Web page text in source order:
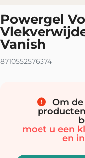
Powergel
Vanish
8710552576374
Om
moet u een
en